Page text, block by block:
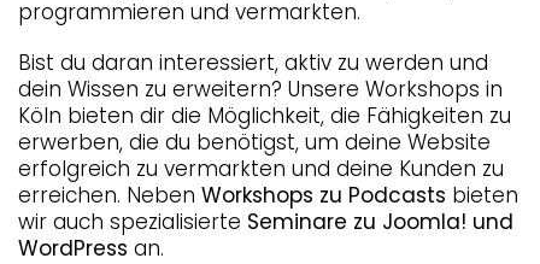
programmieren und vermarkten.
Bist du daran interessiert, aktiv zu werden und
dein Wissen zu erweitern? Unsere Workshops in
Köln bieten dir die Möglichkeit, die Fähigkeiten zu
erwerben, die du benötigst, um deine Website
erfolgreich zu vermarkten und deine Kunden zu
erreichen. Neben Workshops zu Podcasts bieten
wir auch spezialisierte Seminare zu Joomla! und
WordPress an.